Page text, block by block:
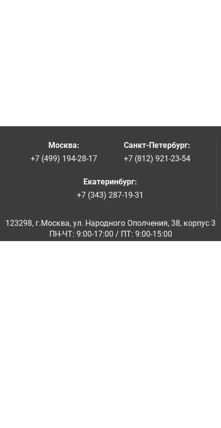
Москва:
+7 (499) 194-28-17
Санкт-Петербург:
+7 (812) 921-23-54
Екатеринбург:
+7 (343) 287-19-31
123298, г.Москва, ул. Народного Ополчения, 38, корпус 3
ПН-ЧТ: 9:00-17:00 / ПТ: 9:00-15:00